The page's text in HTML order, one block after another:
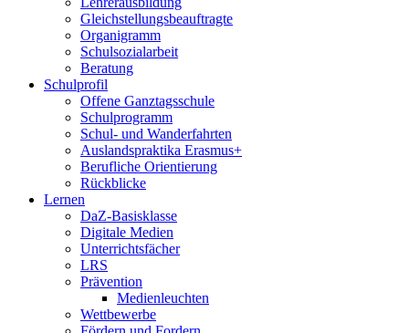
Gleichstellungsbeauftragte
Organigramm
Schulsozialarbeit
Beratung
Schulprofil
Offene Ganztagsschule
Schulprogramm
Schul- und Wanderfahrten
Auslandspraktika Erasmus+
Berufliche Orientierung
Rückblicke
Lernen
DaZ-Basisklasse
Digitale Medien
Unterrichtsfächer
LRS
Prävention
Medienleuchten
Wettbewerbe